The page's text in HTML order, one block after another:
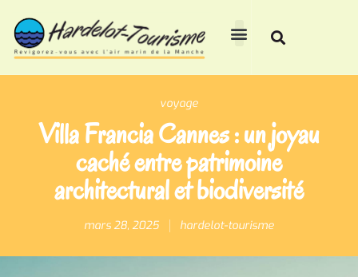
voyage
Villa Francia Cannes : un joyau
caché entre patrimoine
architectural et biodiversité
mars 28, 2025 hardelot-tourisme